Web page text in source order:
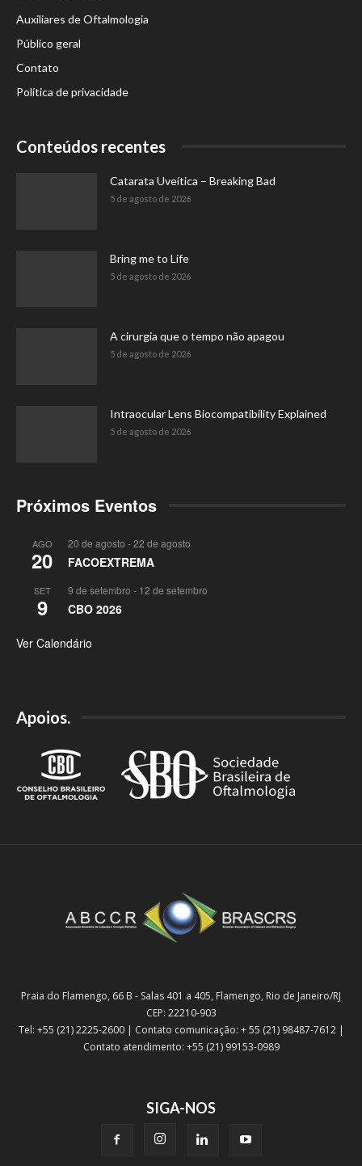
Auxiliares de Oftalmologia
Público geral
Contato
Política de privacidade
Conteúdos recentes
Catarata Uveítica – Breaking Bad
5 de agosto de 2026
Bring me to Life
5 de agosto de 2026
A cirurgia que o tempo não apagou
5 de agosto de 2026
Intraocular Lens Biocompatibility Explained
5 de agosto de 2026
Próximos Eventos
AGO
20
20 de agosto -22 de agosto
FACOEXTREMA
SET
9
9 de setembro - 12 de setembro
CBO 2026
Ver Calendário
Apoios.
Praia do Flamengo, 66 B - Salas 401 a 405, Flamengo, Rio de Janeiro/RJ
CEP: 22210-903
Tel: +55 (21) 2225-2600 | Contato comunicação: + 55 (21) 98487-7612 |
Contato atendimento: +55 (21) 99153-0989
SIGA-NOS